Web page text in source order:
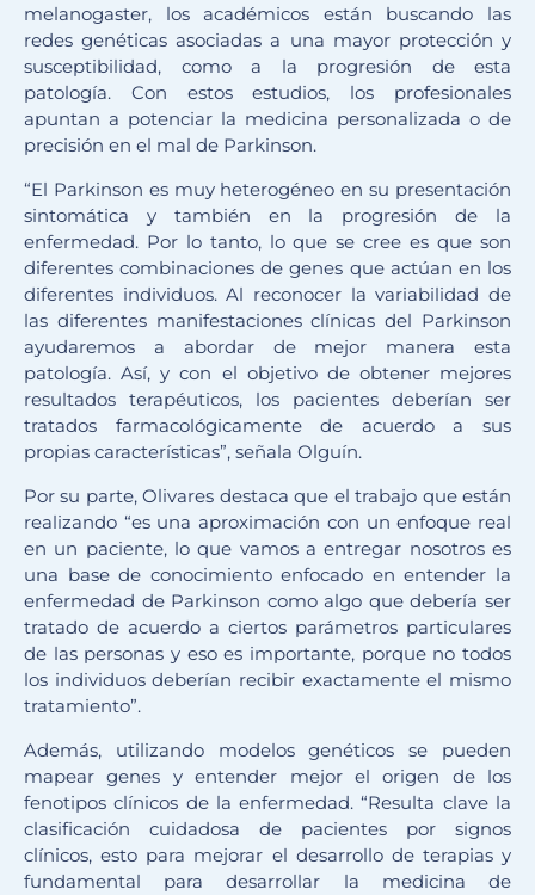
melanogaster, los académicos están buscando las
redes genéticas asociadas a una mayor protección y
susceptibilidad, como a la progresión de esta
patología. Con estos estudios, los profesionales
apuntan a potenciar la medicina personalizada o de
precisión en el mal de Parkinson.
“El Parkinson es muy heterogéneo en su presentación
sintomática y también en la progresión de la
enfermedad. Por lo tanto, lo que se cree es que son
diferentes combinaciones de genes que actúan en los
diferentes individuos. Al reconocer la variabilidad de
las diferentes manifestaciones clínicas del Parkinson
ayudaremos a abordar de mejor manera esta
patología. Así, y con el objetivo de obtener mejores
resultados terapéuticos, los pacientes deberían ser
tratados farmacológicamente de acuerdo a sus
propias características”, señala Olguín.
Por su parte, Olivares destaca que el trabajo que están
realizando “es una aproximación con un enfoque real
en un paciente, lo que vamos a entregar nosotros es
una base de conocimiento enfocado en entender la
enfermedad de Parkinson como algo que debería ser
tratado de acuerdo a ciertos parámetros particulares
de las personas y eso es importante, porque no todos
los individuos deberían recibir exactamente el mismo
tratamiento”.
Además, utilizando modelos genéticos se pueden
mapear genes y entender mejor el origen de los
fenotipos clínicos de la enfermedad. “Resulta clave la
clasificación cuidadosa de pacientes por signos
clínicos, esto para mejorar el desarrollo de terapias y
fundamental para desarrollar la medicina de